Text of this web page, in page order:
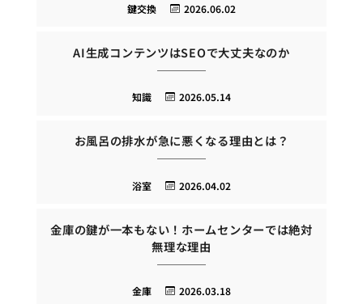
2026.06.02
鍵交換
AI生成コンテンツはSEOで大丈夫なのか
2026.05.14
知識
お風呂の排水が急に悪くなる理由とは？
2026.04.02
浴室
金庫の鍵が一本もない！ホームセンターでは絶対
無理な理由
2026.03.18
金庫